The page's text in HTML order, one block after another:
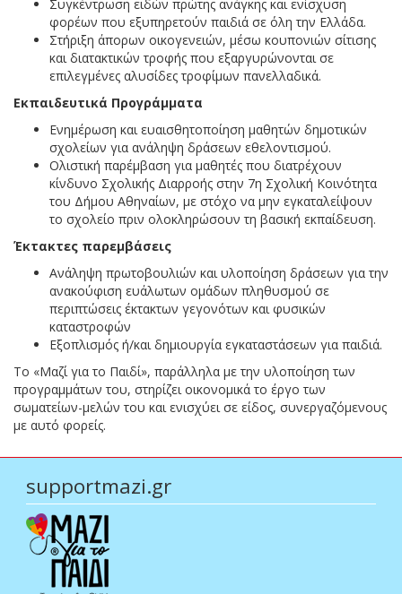
Συγκέντρωση ειδών πρώτης ανάγκης και ενίσχυση
φορέων που εξυπηρετούν παιδιά σε όλη την Ελλάδα.
Στήριξη άπορων οικογενειών, μέσω κουπονιών σίτισης
και διατακτικών τροφής που εξαργυρώνονται σε
επιλεγμένες αλυσίδες τροφίμων πανελλαδικά.
Εκπαιδευτικά Προγράμματα
Ενημέρωση και ευαισθητοποίηση μαθητών δημοτικών
σχολείων για ανάληψη δράσεων εθελοντισμού.
Ολιστική παρέμβαση για μαθητές που διατρέχουν
κίνδυνο Σχολικής Διαρροής στην 7η Σχολική Κοινότητα
του Δήμου Αθηναίων, με στόχο να μην εγκαταλείψουν
το σχολείο πριν ολοκληρώσουν τη βασική εκπαίδευση.
Έκτακτες παρεμβάσεις
Ανάληψη πρωτοβουλιών και υλοποίηση δράσεων για την
ανακούφιση ευάλωτων ομάδων πληθυσμού σε
περιπτώσεις έκτακτων γεγονότων και φυσικών
καταστροφών
Εξοπλισμός ή/και δημιουργία εγκαταστάσεων για παιδιά.
Το «Μαζί για το Παιδί», παράλληλα με την υλοποίηση των
προγραμμάτων του, στηρίζει οικονομικά το έργο των
σωματείων-μελών του και ενισχύει σε είδος, συνεργαζόμενους
με αυτό φορείς.
supportmazi.gr